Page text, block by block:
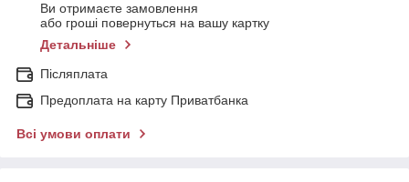
Ви отримаєте замовлення
або гроші повернуться на вашу картку
Детальніше
Післяплата
Предоплата на карту Приватбанка
Всі умови оплати